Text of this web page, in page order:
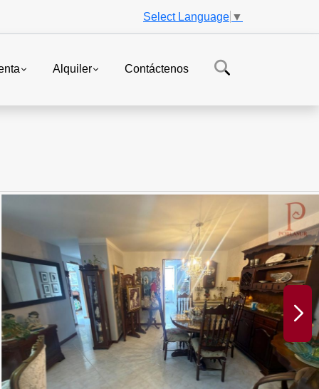
Select Language ▼
Alquiler Contáctenos